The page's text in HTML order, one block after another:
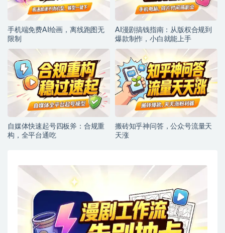
手机端免费AI绘画，离线跑图无
限制
AI漫剧搞钱指南：从版权合规到
爆款制作，小白就能上手
自媒体快速起号四板斧：合规重
构，全平台通吃
搬砖知乎神问答，公众号流量天
天涨